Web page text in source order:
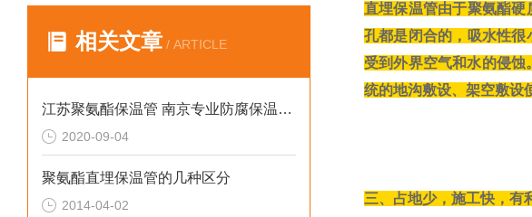
相关文章 / ARTICLE
江苏聚氨酯保温管 南京专业防腐保温材料厂家
2020-09-04
聚氨酯直埋保温管的几种区分
2014-04-02
直埋保温管由于聚氨酯
孔都是闭合的，吸水性
受到外界空气和水的侵
统的地沟敷设、架空敷设
三、占地少，施工快，有